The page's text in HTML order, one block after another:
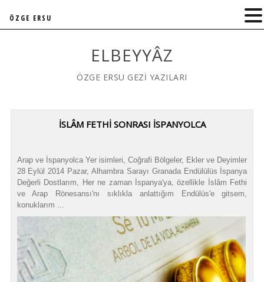
ELBEYYÂZ
ÖZGE ERSU GEZİ YAZILARI
İSLÂM FETHİ SONRASI İSPANYOLCA
Arap ve İspanyolca Yer isimleri, Coğrafi Bölgeler, Ekler ve Deyimler
28 Eylül 2014 Pazar, Alhambra Sarayı Granada Endülülüs İspanya
Değerli Dostlarım, Her ne zaman İspanya'ya, özellikle İslâm Fethi
ve Arap Rönesansı'nı sıklıkla anlattığım Endülüs'e gitsem,
konuklarım ...
ÖZGE ERSU